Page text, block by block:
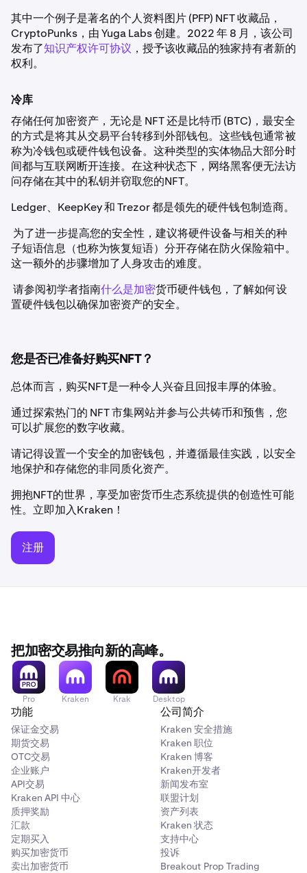
其中一个例子是著名的个人资料图片 (PFP) NFT 收藏品，
CryptoPunks，由 Yuga Labs 创建。2022 年 8 月，该公司
发布了知识产权许可协议 ，授予该收藏品的独家持有者新的
权利。
冷库
存储任何加密资产，无论是 NFT 还是比特币 (BTC)，最安全
的方式是将其从交易平台转移到外部钱包。这些钱包通常被
称为冷钱包或硬件钱包设备。这种类型的实体物品大部分时
间都与互联网断开连接。在这种状态下，网络黑客便无法访
问存储在其中的私钥并窃取您的NFT。
Ledger、KeepKey 和 Trezor 都是领先的硬件钱包制造商。
为了进一步提高您的安全性，建议将硬件设备与相关的种
子短语信息（也称为恢复短语）分开存储在防火保险箱中。
这一额外的步骤增加了人身攻击的难度。
请参阅初学者指南什么是加密货币硬件钱包，了解如何设
置硬件钱包以确保加密资产的安全。
您是否已准备好购买NFT？
总体而言，购买NFT是一种令人兴奋且回报丰厚的体验。
通过探索热门的 NFT 市集网站并参与公共铸币和预售，您
可以扩展您的数字收藏。
请记得设置一个安全的加密钱包，并遵循最佳实践，以安全
地保护和存储您的非同质化资产。
拥抱NFT的世界，享受加密货币生态系统提供的创造性可能
性。立即加入Kraken！
注册
把加密交易推向新的高峰。
Pro Kraken Krak Desktop
功能
保证金交易
期货交易
OTC交易
企业账户
API交易
Kraken API 中心
质押奖励
汇款
定期买入
购买加密货币
卖出加密货币
公司简介
Kraken 安全措施
Kraken 职位
Kraken 博客
Kraken开发者
新闻发布室
联盟计划
资产列表
Kraken 状态
支持中心
投诉
Breakout Prop Trading